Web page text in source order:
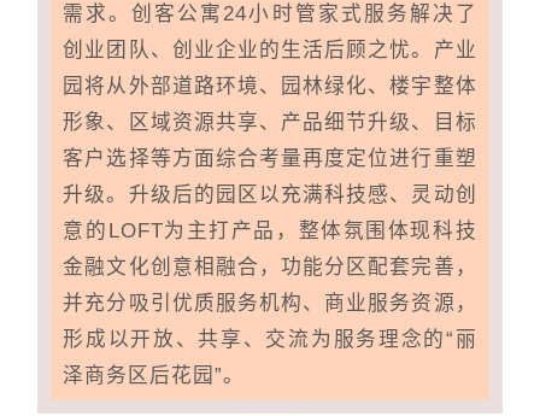
需求。创客公寓24小时管家式服务解决了
创业团队、创业企业的生活后顾之忧。产业
园将从外部道路环境、园林绿化、楼宇整体
形象、区域资源共享、产品细节升级、目标
客户选择等方面综合考量再度定位进行重塑
升级。升级后的园区以充满科技感、灵动创
意的LOFT为主打产品，整体氛围体现科技
金融文化创意相融合，功能分区配套完善，
并充分吸引优质服务机构、商业服务资源，
形成以开放、共享、交流为服务理念的“丽
泽商务区后花园”。